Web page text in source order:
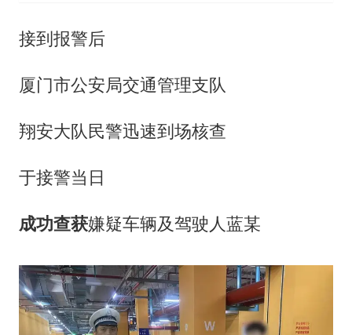
接到报警后
厦门市公安局交通管理支队
翔安大队民警迅速到场核查
于接警当日
成功查获嫌疑车辆及驾驶人蓝某